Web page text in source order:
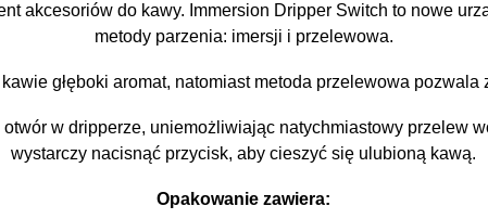
akcesoriów do kawy. Immersion Dripper Switch to nowe
metody parzenia: imersji i przelewowa.
głęboki aromat, natomiast metoda przelewowa pozwala
w dripperze, uniemożliwiając natychmiastowy przelew
wystarczy nacisnąć przycisk, aby cieszyć się ulubioną kawą.
Opakowanie zawiera: